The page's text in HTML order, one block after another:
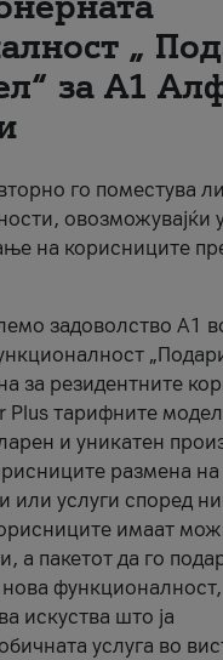
„
за А1
го поместува
овозможувајќи
на корисниците
задоволство А1
за резидентните
Plus тарифните
и уникатен
размена на
или услуги според
имаат
а пакетот да го
функционалност,
искуства што ја
услуга во